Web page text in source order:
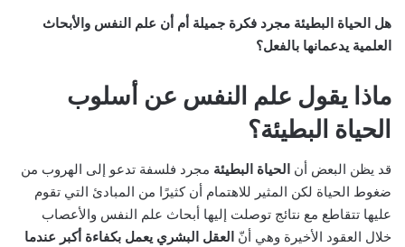
هل الحياة البطيئة مجرد فكرة جميلة أم أن علم النفس والأبحاث
العلمية يدعمانها بالفعل؟
ماذا يقول علم النفس عن أسلوب
الحياة البطيئة؟
قد يظن البعض أن الحياة البطيئة مجرد فلسفة تدعو إلى الهروب من
ضغوط الحياة لكن المثير للاهتمام أن كثيرًا من المبادئ التي تقوم
عليها تتقاطع مع نتائج توصلت إليها أبحاث علم النفس والأعصاب
خلال العقود الأخيرة وهي أنّ العقل البشري يعمل بكفاءة أكبر عندما